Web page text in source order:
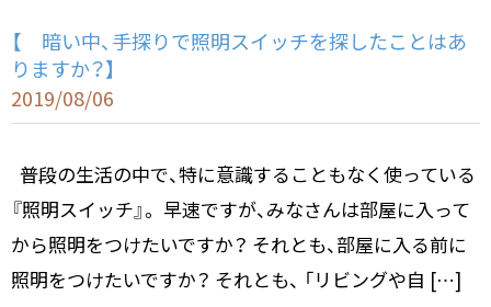
【 暗い中、手探りで照明スイッチを探したことはあ
りますか？】
2019/08/06
普段の生活の中で、特に意識することもなく使っている
『照明スイッチ』。 早速ですが、みなさんは部屋に入って
から照明をつけたいですか？ それとも、部屋に入る前に
照明をつけたいですか？ それとも、 「リビングや自 […]